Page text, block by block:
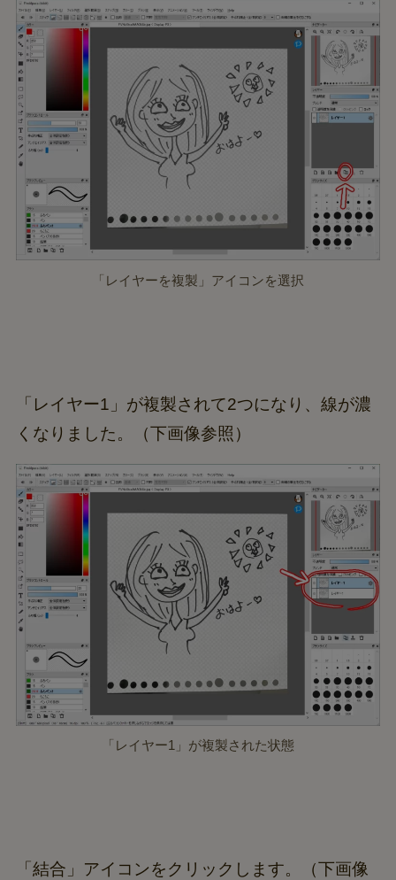
「レイヤーを複製」アイコンを選択
「レイヤー1」が複製されて2つになり、線が濃
くなりました。（下画像参照）
「レイヤー1」が複製された状態
「結合」アイコンをクリックします。（下画像